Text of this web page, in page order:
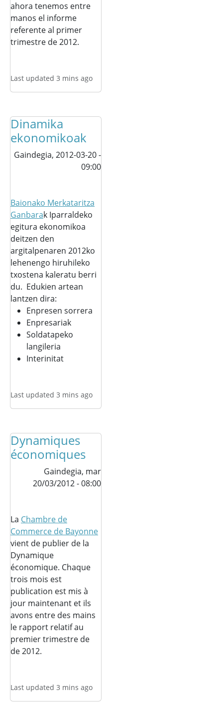
ahora tenemos entre
manos el informe
referente al primer
trimestre de 2012.
Last updated 3 mins ago
Dinamika
ekonomikoak
Gaindegia, 2012-03-20 -
09:00
Baionako Merkataritza
Ganbarak Iparraldeko
egitura ekonomikoa
deitzen den
argitalpenaren 2012ko
lehenengo hiruhileko
txostena kaleratu berri
du. Edukien artean
lantzen dira:
Enpresen sorrera
Enpresariak
Soldatapeko
langileria
Interinitat
Last updated 3 mins ago
Dynamiques
économiques
Gaindegia, mar
20/03/2012 - 08:00
La Chambre de
Commerce de Bayonne
vient de publier de la
Dynamique
économique. Chaque
trois mois est
publication est mis à
jour maintenant et ils
avons entre des mains
le rapport relatif au
premier trimestre de
de 2012.
Last updated 3 mins ago